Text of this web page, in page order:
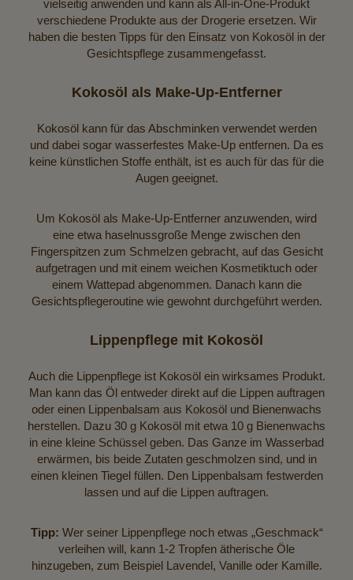
vielseitig anwenden und kann als All-in-One-Produkt
verschiedene Produkte aus der Drogerie ersetzen. Wir
haben die besten Tipps für den Einsatz von Kokosöl in der
Gesichtspflege zusammengefasst.
Kokosöl als Make-Up-Entferner
Kokosöl kann für das Abschminken verwendet werden
und dabei sogar wasserfestes Make-Up entfernen. Da es
keine künstlichen Stoffe enthält, ist es auch für das für die
Augen geeignet.
Um Kokosöl als Make-Up-Entferner anzuwenden, wird
eine etwa haselnussgroße Menge zwischen den
Fingerspitzen zum Schmelzen gebracht, auf das Gesicht
aufgetragen und mit einem weichen Kosmetiktuch oder
einem Wattepad abgenommen. Danach kann die
Gesichtspflegeroutine wie gewohnt durchgeführt werden.
Lippenpflege mit Kokosöl
Auch die Lippenpflege ist Kokosöl ein wirksames Produkt.
Man kann das Öl entweder direkt auf die Lippen auftragen
oder einen Lippenbalsam aus Kokosöl und Bienenwachs
herstellen. Dazu 30 g Kokosöl mit etwa 10 g Bienenwachs
in eine kleine Schüssel geben. Das Ganze im Wasserbad
erwärmen, bis beide Zutaten geschmolzen sind, und in
einen kleinen Tiegel füllen. Den Lippenbalsam festwerden
lassen und auf die Lippen auftragen.
Tipp: Wer seiner Lippenpflege noch etwas „Geschmack“
verleihen will, kann 1-2 Tropfen ätherische Öle
hinzugeben, zum Beispiel Lavendel, Vanille oder Kamille.